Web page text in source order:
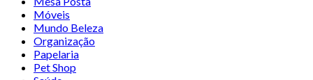
Móveis
Mundo Beleza
Organização
Papelaria
Pet Shop